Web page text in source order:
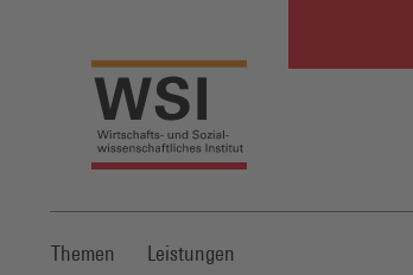
Themen Leistungen